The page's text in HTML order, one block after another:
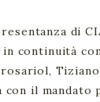
di
in continuità
il mandato